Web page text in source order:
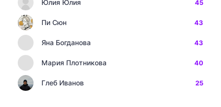
Юлия Юлия 45
Пи Сюн 43
Яна Богданова 43
Мария Плотникова 40
Глеб Иванов 25